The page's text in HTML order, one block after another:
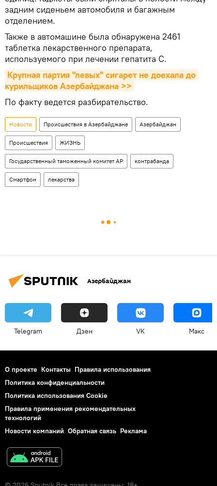
задним сиденьем автомобиля и багажным
отделением.
Также в автомашине была обнаружена 2461
таблетка лекарственного препарата,
используемого при лечении гепатита С.
Крупная партия "левых" сигарет не доехала до
курильщиков Азербайджана >>
По факту ведется разбирательство.
Новости Происшествия в Азербайджане Азербайджан
Происшествия ЖИЗНЬ
Государственный таможенный комитет АР контрабанда
Смартфон лекарства
Азербайджан
Telegram Дзен VK Макс
О проекте Контакты Правила использования
Политика конфиденциальности
Политика использования Cookie
Правила применения рекомендательных
технологий
Новости компаний Обратная связь Реклама